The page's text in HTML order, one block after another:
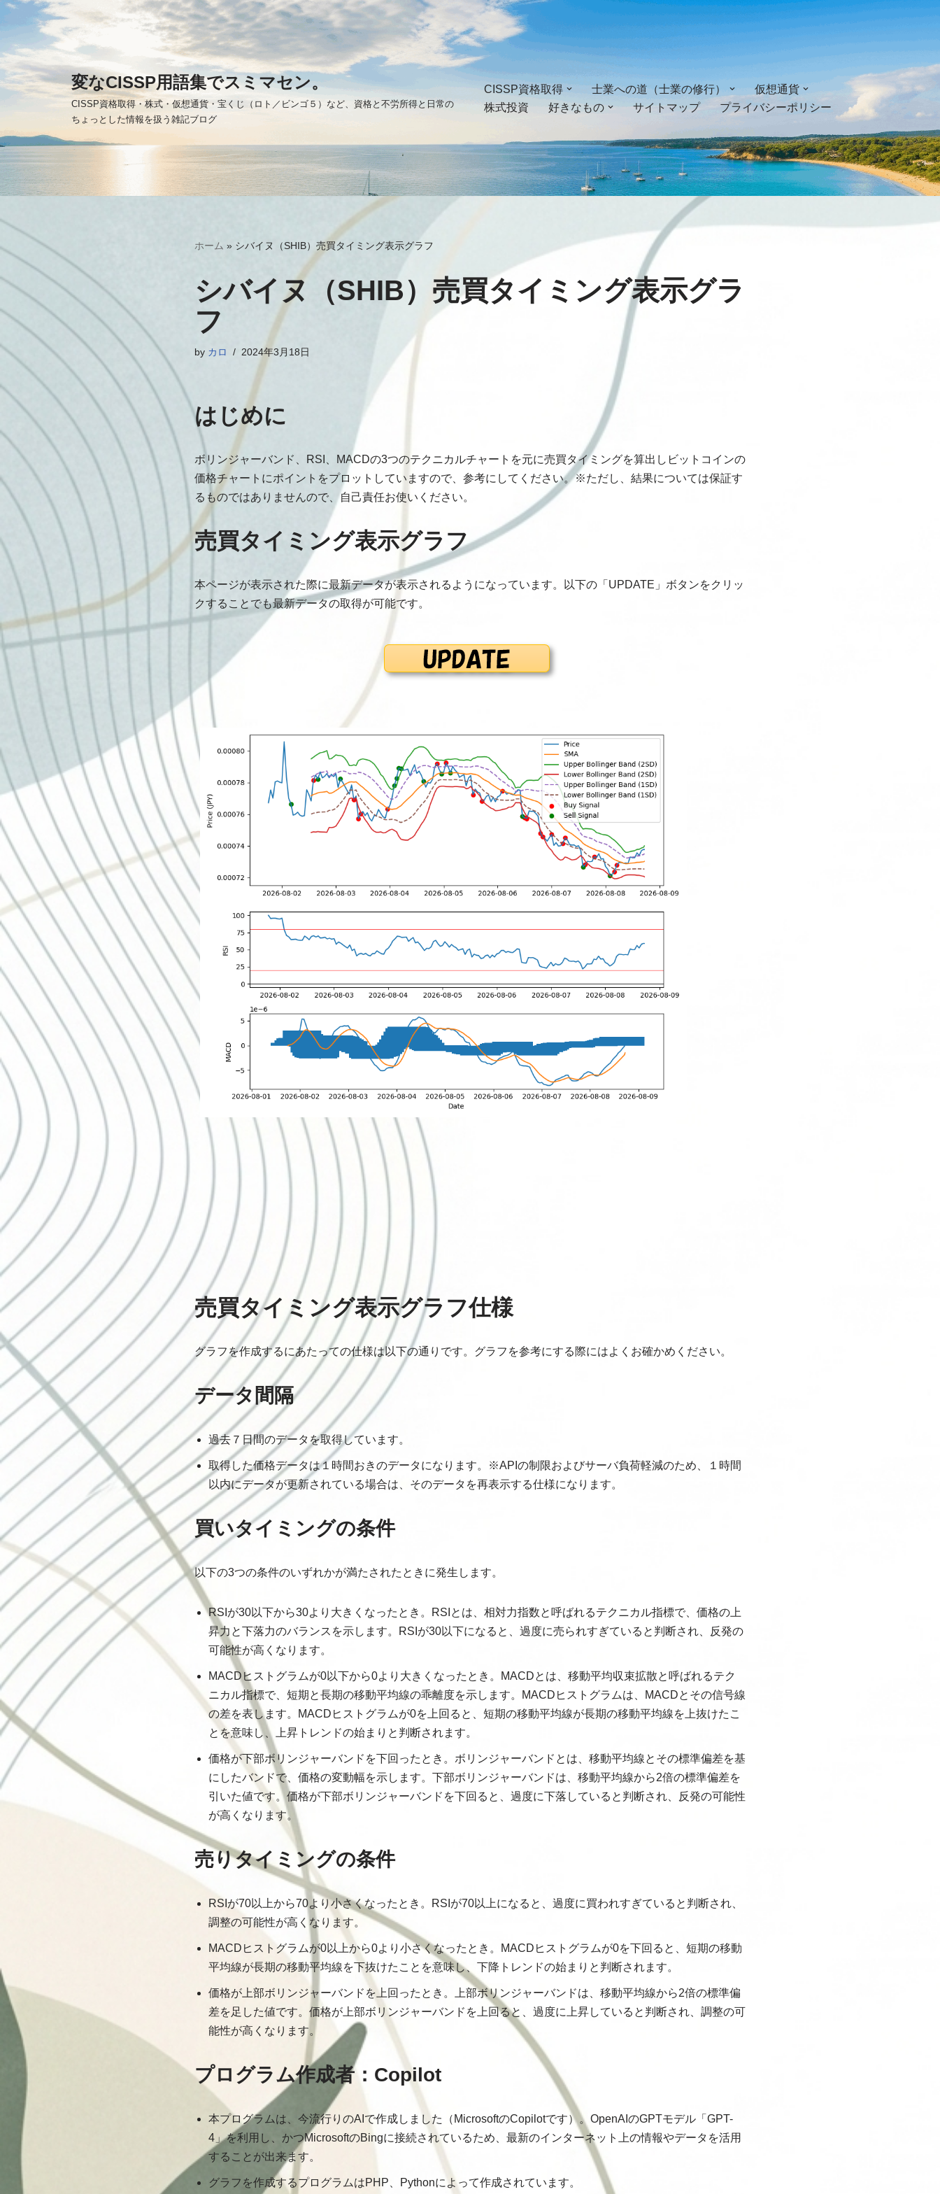
ン
テ
へ
ス
キ
ッ
変なCISSP用語集でスミマセン。
CISSP資格取得・株式・仮想通貨・宝くじ（ロト／ビンゴ５）など、資格と不労所得と日常の
ちょっとした情報を扱う雑記ブログ
CISSP資格取得 士業への道（士業の修行）
仮想通貨
株式投資
好きなもの サイトマップ プライバシーポリシー
ホーム » シバイヌ（SHIB）売買タイミング表示グラフ
シバイヌ（SHIB）売買タイミング表示グラ
フ
by カロ 2024年3月18日
はじめに
ボリンジャーバンド、RSI、MACDの3つのテクニカルチャートを元に売買タイミングを算出しビットコインの
価格チャートにポイントをプロットしていますので、参考にしてください。※ただし、結果については保証す
るものではありませんので、自己責任お使いください。
売買タイミング表示グラフ
本ページが表示された際に最新データが表示されるようになっています。以下の「UPDATE」ボタンをクリッ
クすることでも最新データの取得が可能です。
売買タイミング表示グラフ仕様
グラフを作成するにあたっての仕様は以下の通りです。グラフを参考にする際にはよくお確かめください。
データ間隔
過去７日間のデータを取得しています。
取得した価格データは１時間おきのデータになります。※APIの制限およびサーバ負荷軽減のため、１時間
以内にデータが更新されている場合は、そのデータを再表示する仕様になります。
買いタイミングの条件
以下の3つの条件のいずれかが満たされたときに発生します。
RSIが30以下から30より大きくなったとき。RSIとは、相対力指数と呼ばれるテクニカル指標で、価格の上
昇力と下落力のバランスを示します。RSIが30以下になると、過度に売られすぎていると判断され、反発の
可能性が高くなります。
MACDヒストグラムが0以下から0より大きくなったとき。MACDとは、移動平均収束拡散と呼ばれるテク
ニカル指標で、短期と長期の移動平均線の乖離度を示します。MACDヒストグラムは、MACDとその信号線
の差を表します。MACDヒストグラムが0を上回ると、短期の移動平均線が長期の移動平均線を上抜けたこ
とを意味し、上昇トレンドの始まりと判断されます。
価格が下部ボリンジャーバンドを下回ったとき。ボリンジャーバンドとは、移動平均線とその標準偏差を基
にしたバンドで、価格の変動幅を示します。下部ボリンジャーバンドは、移動平均線から2倍の標準偏差を
引いた値です。価格が下部ボリンジャーバンドを下回ると、過度に下落していると判断され、反発の可能性
が高くなります。
売りタイミングの条件
RSIが70以上から70より小さくなったとき。RSIが70以上になると、過度に買われすぎていると判断され、
調整の可能性が高くなります。
MACDヒストグラムが0以上から0より小さくなったとき。MACDヒストグラムが0を下回ると、短期の移動
平均線が長期の移動平均線を下抜けたことを意味し、下降トレンドの始まりと判断されます。
価格が上部ボリンジャーバンドを上回ったとき。上部ボリンジャーバンドは、移動平均線から2倍の標準偏
差を足した値です。価格が上部ボリンジャーバンドを上回ると、過度に上昇していると判断され、調整の可
能性が高くなります。
プログラム作成者：Copilot
本プログラムは、今流行りのAIで作成しました（MicrosoftのCopilotです）。OpenAIのGPTモデル「GPT-
4」を利用し、かつMicrosoftのBingに接続されているため、最新のインターネット上の情報やデータを活用
することが出来ます。
グラフを作成するプログラムはPHP、Pythonによって作成されています。